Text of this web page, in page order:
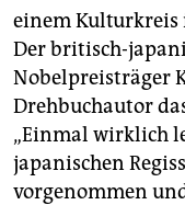
einem Kulturkreis
Der britisch-
Nobelpreisträger
Drehbuchautor
„Einmal wirklich
japanischen
vorgenommen